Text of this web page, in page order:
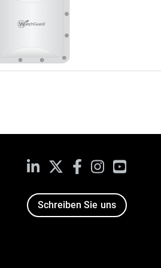
LinkedIn Facebook
Instagram
Schreiben Sie uns